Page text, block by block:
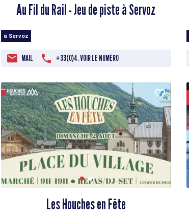
Au Fil du Rail - Jeu de piste à Servoz
à Servoz
MAIL +33(0)4. VOIR LE NUMÉRO
Les Houches en Fête